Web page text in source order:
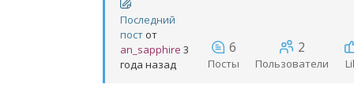
Последний
пост от
an_sapphire 3
года назад
6
Посты
2
Пользователи